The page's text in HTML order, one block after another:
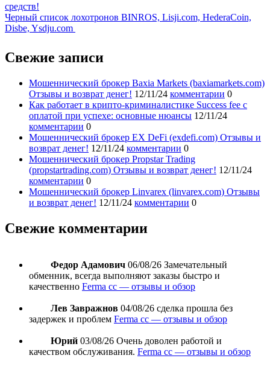
средств!
Черный список лохотронов BINROS, Lisji.com, HederaCoin,
Disbe, Ysdju.com
Свежие записи
Мошеннический брокер Baxia Markets (baxiamarkets.com)
Отзывы и возврат денег! 12/11/24 комментарии 0
Как работает в крипто-криминалистике Success fee с
оплатой при успехе: основные нюансы 12/11/24
комментарии 0
Мошеннический брокер EX DeFi (exdefi.com) Отзывы и
возврат денег! 12/11/24 комментарии 0
Мошеннический брокер Propstar Trading
(propstartrading.com) Отзывы и возврат денег! 12/11/24
комментарии 0
Мошеннический брокер Linvarex (linvarex.com) Отзывы
и возврат денег! 12/11/24 комментарии 0
Свежие комментарии
Федор Адамович 06/08/26 Замечательный
обменник, всегда выполняют заказы быстро и
качественно Ferma cc — отзывы и обзор
Лев Завражнов 04/08/26 сделка прошла без
задержек и проблем Ferma cc — отзывы и обзор
Юрий 03/08/26 Очень доволен работой и
качеством обслуживания. Ferma cc — отзывы и обзор